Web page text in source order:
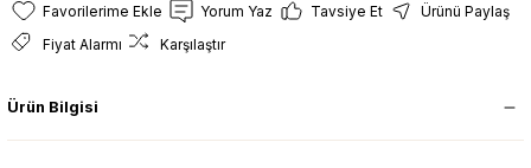
Yorum Yaz Tavsiye Et
Ürünü Paylaş
Fiyat Alarmı
Karşılaştır
Ürün Bilgisi